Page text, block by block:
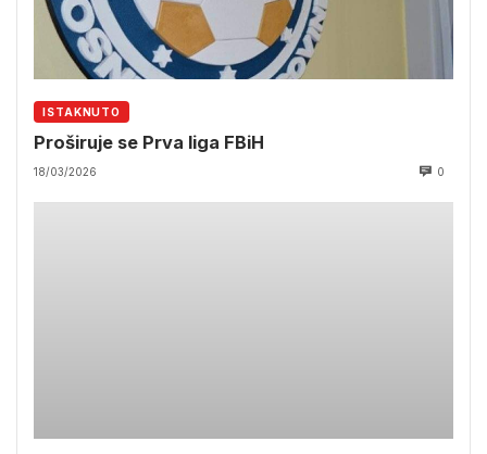
ISTAKNUTO
Proširuje se Prva liga FBiH
18/03/2026 0